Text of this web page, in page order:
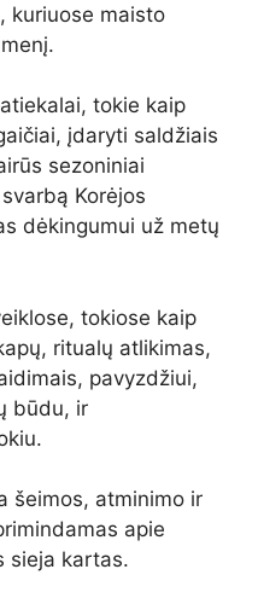
kuriuose maisto
tokie kaip
įdaryti saldžiais
sezoniniai
Korėjos
dėkingumui už metų
tokiose kaip
ritualų atlikimas,
pavyzdžiui,
būdu, ir
šeimos, atminimo ir
apie
sieja kartas.